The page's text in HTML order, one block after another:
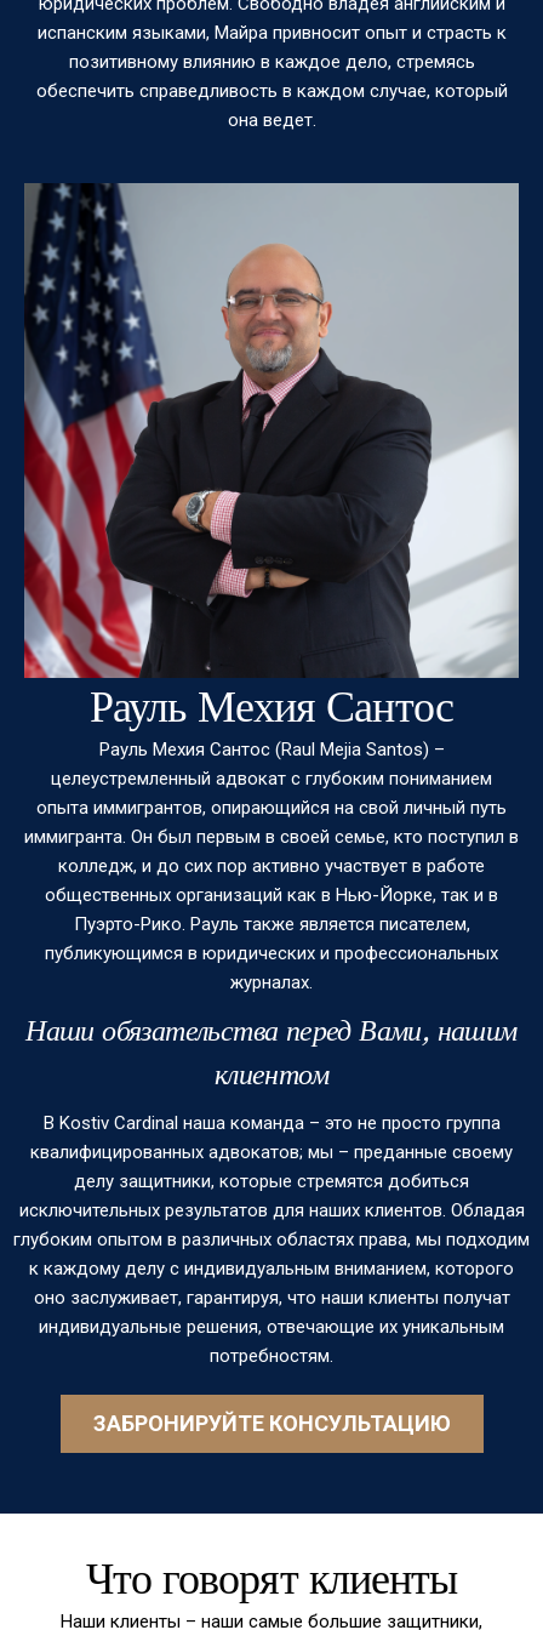
испанским языками, Майра привносит опыт и страсть к
позитивному влиянию в каждое дело, стремясь
обеспечить справедливость в каждом случае, который
она ведет.
Рауль Мехия Сантос
Рауль Мехия Сантос (Raul Mejia Santos) –
целеустремленный адвокат с глубоким пониманием
опыта иммигрантов, опирающийся на свой личный путь
иммигранта. Он был первым в своей семье, кто поступил в
колледж, и до сих пор активно участвует в работе
общественных организаций как в Нью-Йорке, так и в
Пуэрто-Рико. Рауль также является писателем,
публикующимся в юридических и профессиональных
журналах.
Наши обязательства перед Вами, нашим
клиентом
В Kostiv Cardinal наша команда – это не просто группа
квалифицированных адвокатов; мы – преданные своему
делу защитники, которые стремятся добиться
исключительных результатов для наших клиентов. Обладая
глубоким опытом в различных областях права, мы подходим
к каждому делу с индивидуальным вниманием, которого
оно заслуживает, гарантируя, что наши клиенты получат
индивидуальные решения, отвечающие их уникальным
потребностям.
ЗАБРОНИРУЙТЕ КОНСУЛЬТАЦИЮ
Что говорят клиенты
Наши клиенты – наши самые большие защитники,